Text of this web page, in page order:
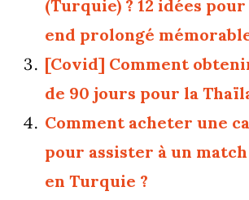
(Turquie) ? 12 idées
end prolongé
[Covid] Comment
de 90 jours pour la
Comment acheter une
pour assister à un
en Turquie ?